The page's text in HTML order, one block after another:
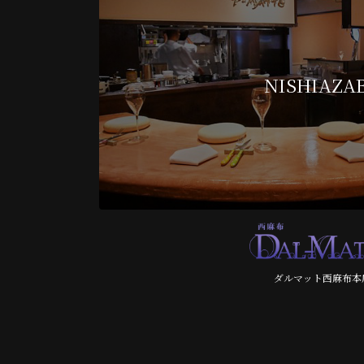
ダルマット西麻布本